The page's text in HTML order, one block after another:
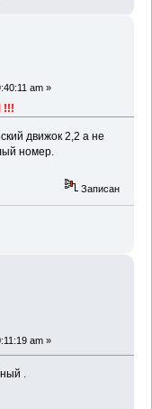
am »
!!!
движок 2,2 а не
номер.
Записан
am »
.